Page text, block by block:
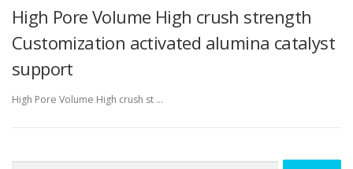
High Pore Volume High crush strength
Customization activated alumina catalyst
support
High Pore Volume High crush st …